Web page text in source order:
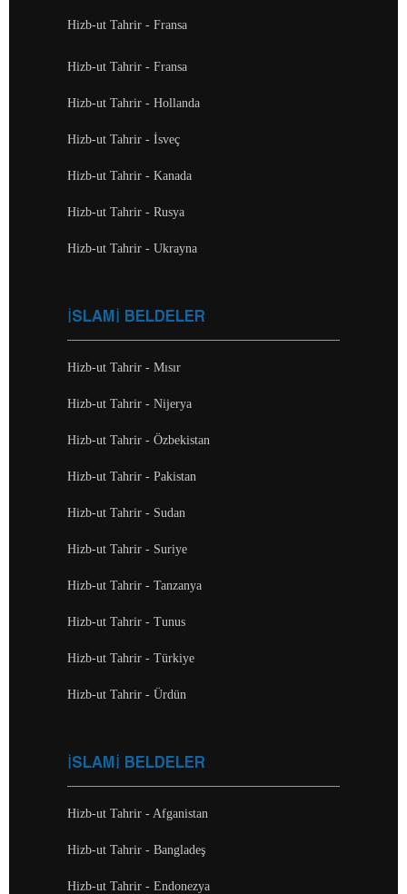
Hizb-ut Tahrir - Fransa
Hizb-ut Tahrir - Fransa
Hizb-ut Tahrir - Hollanda
Hizb-ut Tahrir - İsveç
Hizb-ut Tahrir - Kanada
Hizb-ut Tahrir - Rusya
Hizb-ut Tahrir - Ukrayna
İSLAMİ BELDELER
Hizb-ut Tahrir - Mısır
Hizb-ut Tahrir - Nijerya
Hizb-ut Tahrir - Özbekistan
Hizb-ut Tahrir - Pakistan
Hizb-ut Tahrir - Sudan
Hizb-ut Tahrir - Suriye
Hizb-ut Tahrir - Tanzanya
Hizb-ut Tahrir - Tunus
Hizb-ut Tahrir - Türkiye
Hizb-ut Tahrir - Ürdün
İSLAMİ BELDELER
Hizb-ut Tahrir - Afganistan
Hizb-ut Tahrir - Bangladeş
Hizb-ut Tahrir - Endonezya